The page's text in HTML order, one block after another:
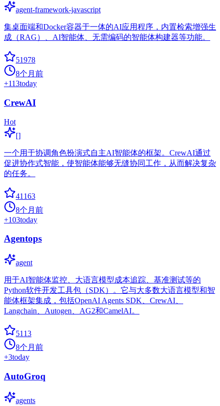
agent-framework-javascript
集桌面端和Docker容器于一体的AI应用程序，内置检索增强生
成（RAG）、AI智能体、无需编码的智能体构建器等功能。
51978
8个月前
+113today
CrewAI
Hot
[]
一个用于协调角色扮演式自主AI智能体的框架。CrewAI通过
促进协作式智能，使智能体能够无缝协同工作，从而解决复杂
的任务。
41163
8个月前
+103today
Agentops
agent
用于AI智能体监控、大语言模型成本追踪、基准测试等的
Python软件开发工具包（SDK）。它与大多数大语言模型和智
能体框架集成，包括OpenAI Agents SDK、CrewAI、
Langchain、Autogen、AG2和CamelAI。
5113
8个月前
+3today
AutoGroq
agents